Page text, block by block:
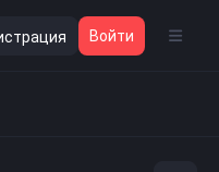
Войти